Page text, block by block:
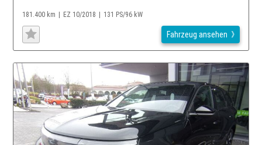
181.400 km EZ 10/2018 131 PS/96 kW
Fahrzeug ansehen